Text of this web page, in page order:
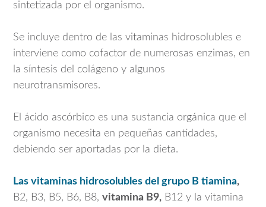
sintetizada por el organismo.
Se incluye dentro de las vitaminas hidrosolubles e
interviene como cofactor de numerosas enzimas, en
la síntesis del colágeno y algunos
neurotransmisores.
El ácido ascórbico es una sustancia orgánica que el
organismo necesita en pequeñas cantidades,
debiendo ser aportadas por la dieta.
Las vitaminas hidrosolubles del grupo B tiamina,
B2, B3, B5, B6, B8, vitamina B9, B12 y la vitamina